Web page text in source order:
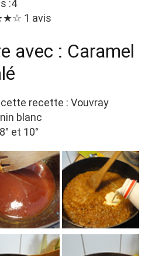
:4
1 avis
avec : Caramel
recette : Vouvray
blanc
et 10°